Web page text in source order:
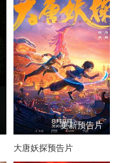
更新预告片
大唐妖探预告片